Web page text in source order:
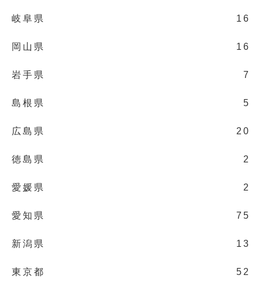
岐阜県 16
岡山県 16
岩手県 7
島根県 5
広島県 20
徳島県 2
愛媛県 2
愛知県 75
新潟県 13
東京都 52